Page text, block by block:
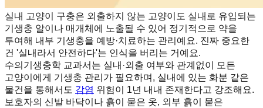
실내 고양이 구충은 외출하지 않는 고양이도 실내로 유입되는
기생충 알이나 매개체에 노출될 수 있어 정기적으로 약을
투여해 내부 기생충을 예방·치료하는 관리예요. 진짜 중요한
건 '실내라서 안전하다'는 인식을 버리는 거예요.
수의기생충학 교과서는 실내·외출 여부와 관계없이 모든
고양이에게 기생충 관리가 필요하며, 실내에 있는 화분 같은
물건을 통해서도 감염 위험이 1년 내내 존재한다고 강조해요.
보호자의 신발 바닥이나 흙이 묻은 옷, 외부 흙이 묻은